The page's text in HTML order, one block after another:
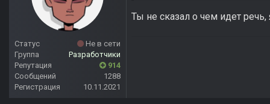
Статус
Не в сети
Группа
Разработчики
Репутация
914
Сообщений
1288
Регистрация
10.11.2021
Ты не сказал о чем идет